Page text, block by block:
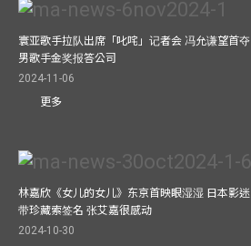
寰亚歌手拉队出席「叱咤」记者会 冯允谦望首夺
男歌手金奖报答公司
2024-11-06
更多
林嘉欣《女儿的女儿》东京首映眼湿湿 日本影迷
带珍藏索签名 张艾嘉很感动
2024-10-30